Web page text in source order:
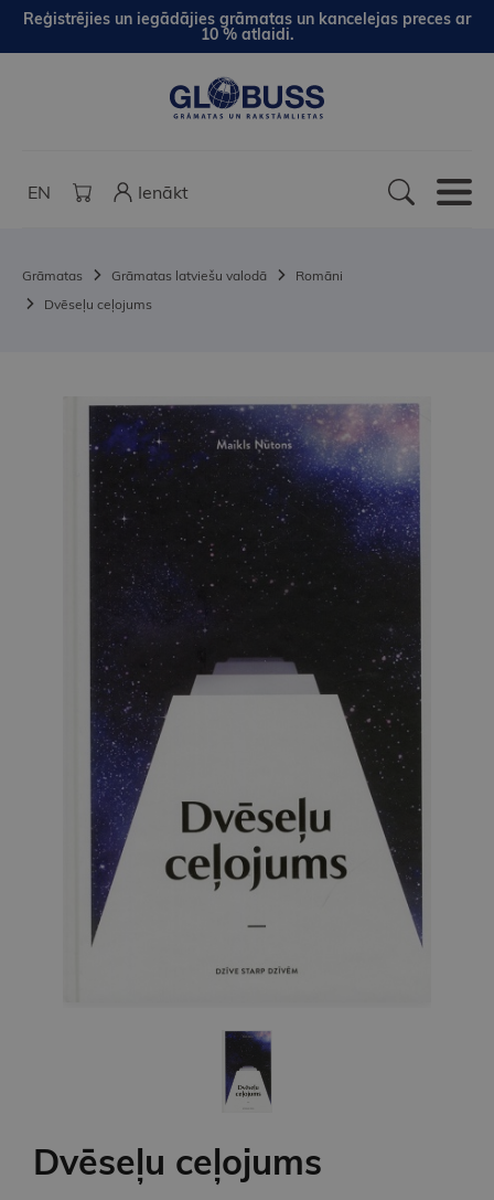
Reģistrējies un iegādājies grāmatas un kancelejas preces ar
10 % atlaidi.
EN Ienākt
Grāmatas Grāmatas latviešu valodā
Romāni
Dvēseļu ceļojums
Dvēseļu ceļojums